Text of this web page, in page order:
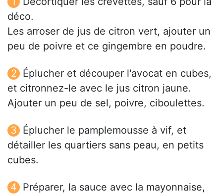
déco.
Les arroser de jus de citron vert, ajouter un
peu de poivre et ce gingembre en poudre.
Éplucher et découper l'avocat en cubes,
et citronnez-le avec le jus citron jaune.
Ajouter un peu de sel, poivre, ciboulettes.
Éplucher le pamplemousse à vif, et
détailler les quartiers sans peau, en petits
cubes.
Préparer, la sauce avec la mayonnaise,